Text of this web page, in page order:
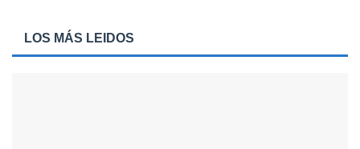
LOS MÁS LEIDOS